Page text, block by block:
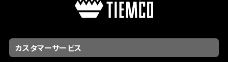
カスタマーサービス